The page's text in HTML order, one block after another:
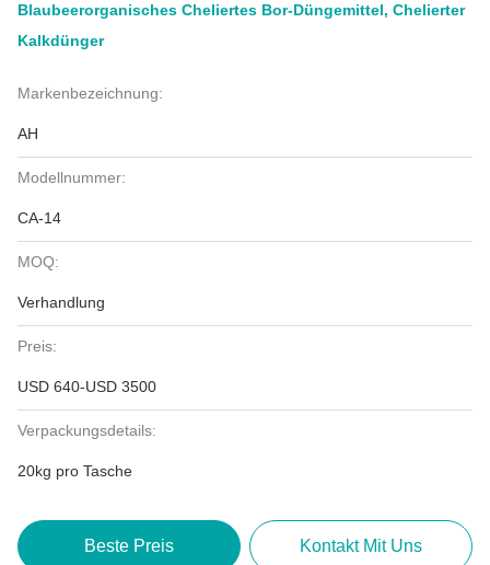
Blaubeerorganisches Cheliertes Bor-Düngemittel, Chelierter
Kalkdünger
Markenbezeichnung:
AH
Modellnummer:
CA-14
MOQ:
Verhandlung
Preis:
USD 640-USD 3500
Verpackungsdetails:
20kg pro Tasche
Beste Preis Kontakt Mit Uns